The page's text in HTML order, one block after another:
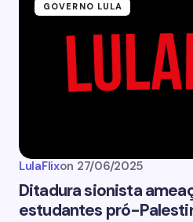
GOVERNO LULA
LulaFlixon 27/06/2025
Ditadura sionista
estudantes pró-